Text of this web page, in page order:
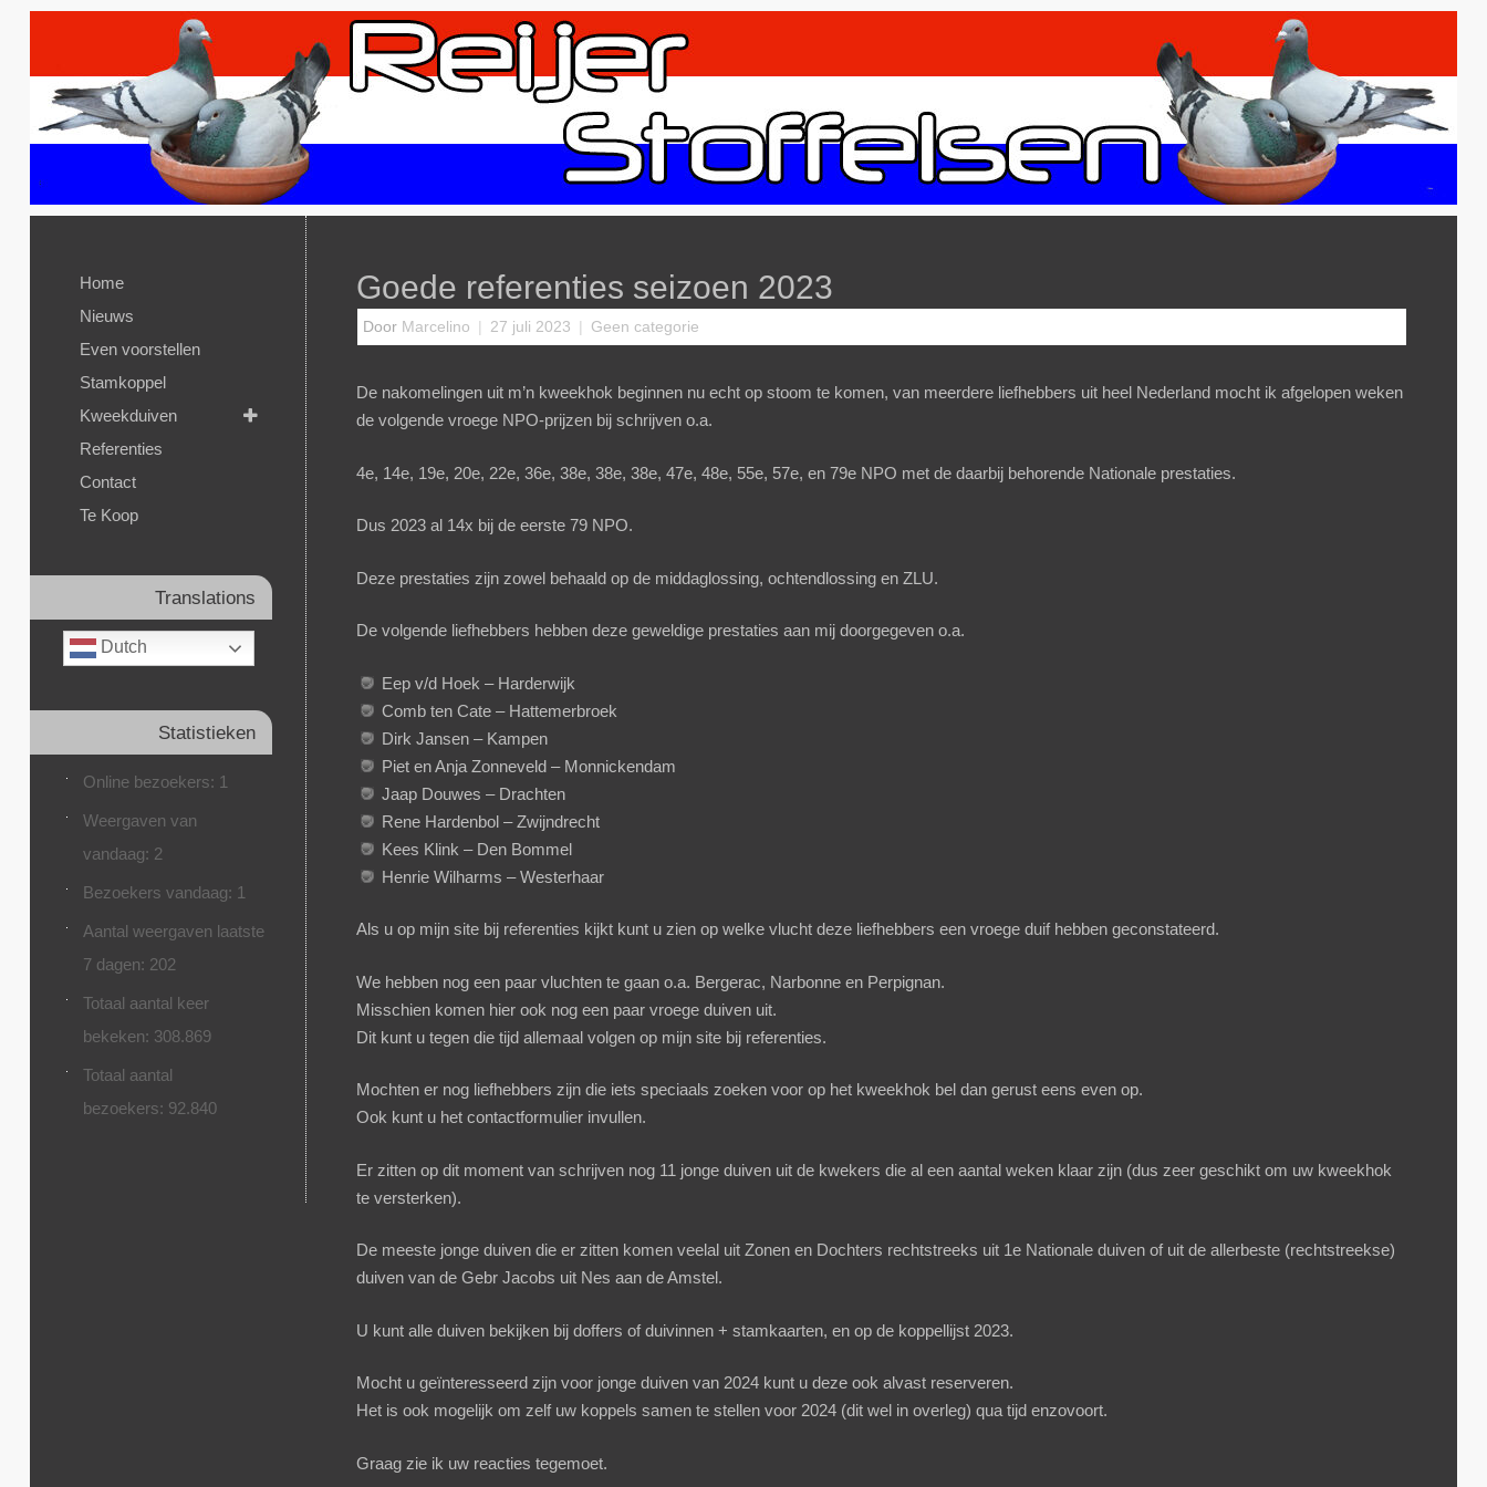
Goede referenties seizoen 2023
Door Marcelino 27 juli 2023 Geen categorie
De nakomelingen uit m’n kweekhok beginnen nu echt op stoom te komen, van meerdere liefhebbers uit heel Nederland mocht ik afgelopen weken
de volgende vroege NPO-prijzen bij schrijven o.a.
4e, 14e, 19e, 20e, 22e, 36e, 38e, 38e, 38e, 47e, 48e, 55e, 57e, en 79e NPO met de daarbij behorende Nationale prestaties.
Dus 2023 al 14x bij de eerste 79 NPO.
Deze prestaties zijn zowel behaald op de middaglossing, ochtendlossing en ZLU.
De volgende liefhebbers hebben deze geweldige prestaties aan mij doorgegeven o.a.
Eep v/d Hoek – Harderwijk
Comb ten Cate – Hattemerbroek
Dirk Jansen – Kampen
Piet en Anja Zonneveld – Monnickendam
Jaap Douwes – Drachten
Rene Hardenbol – Zwijndrecht
Kees Klink – Den Bommel
Henrie Wilharms – Westerhaar
Als u op mijn site bij referenties kijkt kunt u zien op welke vlucht deze liefhebbers een vroege duif hebben geconstateerd.
We hebben nog een paar vluchten te gaan o.a. Bergerac, Narbonne en Perpignan.
Misschien komen hier ook nog een paar vroege duiven uit.
Dit kunt u tegen die tijd allemaal volgen op mijn site bij referenties.
Mochten er nog liefhebbers zijn die iets speciaals zoeken voor op het kweekhok bel dan gerust eens even op.
Ook kunt u het contactformulier invullen.
Er zitten op dit moment van schrijven nog 11 jonge duiven uit de kwekers die al een aantal weken klaar zijn (dus zeer geschikt om uw kweekhok
te versterken).
De meeste jonge duiven die er zitten komen veelal uit Zonen en Dochters rechtstreeks uit 1e Nationale duiven of uit de allerbeste (rechtstreekse)
duiven van de Gebr Jacobs uit Nes aan de Amstel.
U kunt alle duiven bekijken bij doffers of duivinnen + stamkaarten, en op de koppellijst 2023.
Mocht u geïnteresseerd zijn voor jonge duiven van 2024 kunt u deze ook alvast reserveren.
Het is ook mogelijk om zelf uw koppels samen te stellen voor 2024 (dit wel in overleg) qua tijd enzovoort.
Graag zie ik uw reacties tegemoet.
Home
Nieuws
Even voorstellen
Stamkoppel
Kweekduiven
Referenties
Contact
Te Koop
Translations
Dutch
Statistieken
Online bezoekers: 1
Weergaven van
vandaag: 2
Bezoekers vandaag: 1
Aantal weergaven laatste
7 dagen: 202
Totaal aantal keer
bekeken: 308.869
Totaal aantal
bezoekers: 92.840